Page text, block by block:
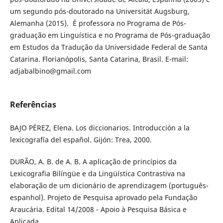
um segundo pós-doutorado na Universität Augsburg,
Alemanha (2015). É professora no Programa de Pós-
graduação em Linguística e no Programa de Pós-graduação
em Estudos da Tradução da Universidade Federal de Santa
Catarina. Florianópolis, Santa Catarina, Brasil. E-mail:
adjabalbino@gmail.com
Referências
BAJO PÉREZ, Elena. Los diccionarios. Introducción a la
lexicografía del español. Gijón: Trea, 2000.
DURÃO, A. B. de A. B. A aplicação de princípios da
Lexicografia Bilíngüe e da Lingüística Contrastiva na
elaboração de um dicionário de aprendizagem (português-
espanhol). Projeto de Pesquisa aprovado pela Fundação
Araucária. Edital 14/2008 - Apoio à Pesquisa Básica e